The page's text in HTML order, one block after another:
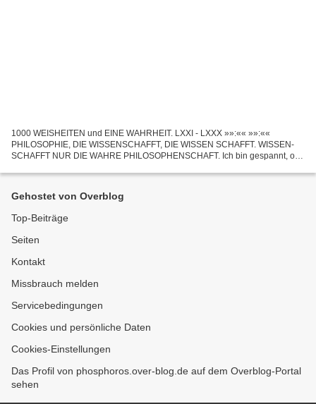
1000 WEISHEITEN und EINE WAHRHEIT. LXXI - LXXX »»:«« »»:««
PHILOSOPHIE, DIE WISSENSCHAFFT, DIE WISSEN SCHAFFT. WISSEN-
SCHAFFT NUR DIE WAHRE PHILOSOPHENSCHAFT. Ich bin gespannt, ob
Gehostet von Overblog
Top-Beiträge
Seiten
Kontakt
Missbrauch melden
Servicebedingungen
Cookies und persönliche Daten
Cookies-Einstellungen
Das Profil von phosphoros.over-blog.de auf dem Overblog-Portal
sehen